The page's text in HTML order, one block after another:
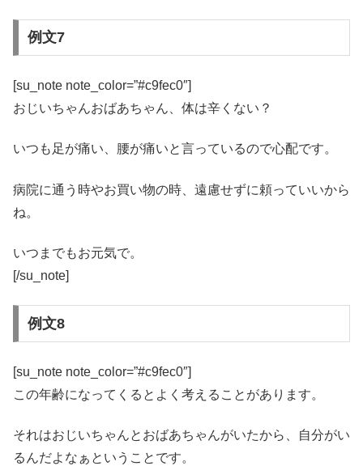
例文7
[su_note note_color=”#c9fec0″]
おじいちゃんおばあちゃん、体は辛くない？
いつも足が痛い、腰が痛いと言っているので心配です。
病院に通う時やお買い物の時、遠慮せずに頼っていいから
ね。
いつまでもお元気で。
[/su_note]
例文8
[su_note note_color=”#c9fec0″]
この年齢になってくるとよく考えることがあります。
それはおじいちゃんとおばあちゃんがいたから、自分がい
るんだよなぁということです。